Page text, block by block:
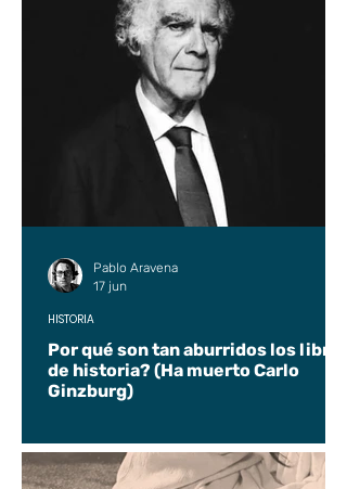
Por qué son tan aburridos los libros
de historia? (Ha muerto Carlo
Ginzburg)
HISTORIA
Pablo Aravena
17 jun